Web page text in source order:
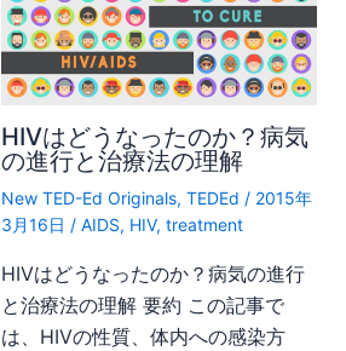
HIVはどうなったのか？病気
の進行と治療法の理解
New TED-Ed Originals, TEDEd / 2015年
3月16日 / AIDS, HIV, treatment
HIVはどうなったのか？病気の進行
と治療法の理解 要約 この記事で
は、HIVの性質、体内への感染方